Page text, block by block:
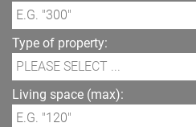
Type of property:
Living space (max):